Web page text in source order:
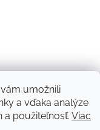
umožnili
a vďaka analýze
a použiteľnosť. Viac